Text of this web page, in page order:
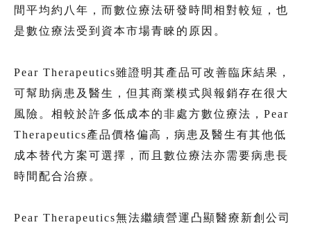
間平均約八年，而數位療法研發時間相對較短，也
是數位療法受到資本市場青睞的原因。
Pear Therapeutics雖證明其產品可改善臨床結果，
可幫助病患及醫生，但其商業模式與報銷存在很大
風險。相較於許多低成本的非處方數位療法，Pear
Therapeutics產品價格偏高，病患及醫生有其他低
成本替代方案可選擇，而且數位療法亦需要病患長
時間配合治療。
Pear Therapeutics無法繼續營運凸顯醫療新創公司